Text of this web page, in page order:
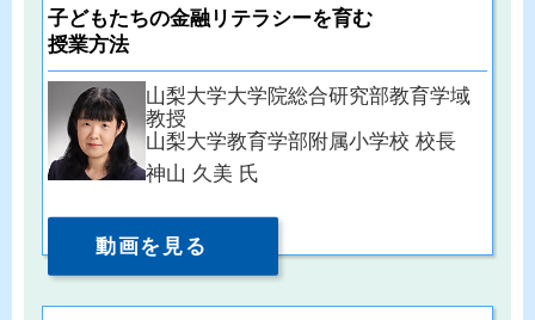
子どもたちの金融リテラシーを育む
授業方法
山梨大学大学院総合研究部教育学域
教授
山梨大学教育学部附属小学校 校長
神山 久美 氏
動画を見る